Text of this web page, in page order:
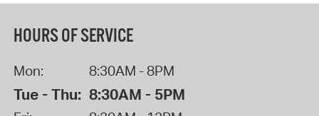
HOURS OF SERVICE
Mon: 8:30AM - 8PM
Tue - Thu: 8:30AM - 5PM